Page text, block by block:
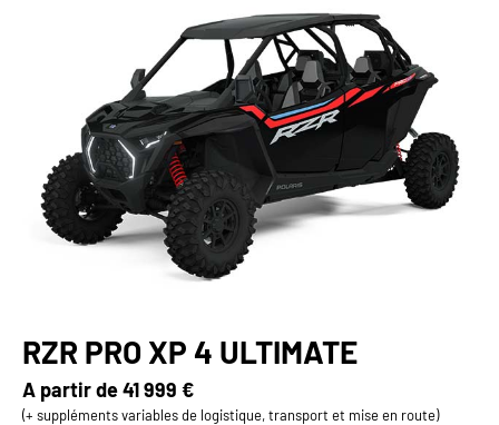
RZR PRO XP 4 ULTIMATE
A partir de41 999 €
(+ suppléments variables de logistique, transport et mise en route)